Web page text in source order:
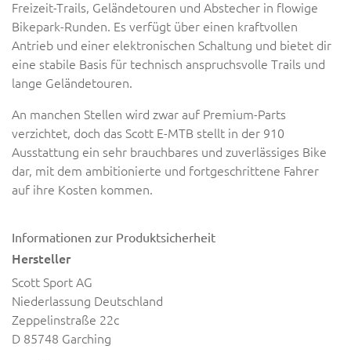
Freizeit-Trails, Geländetouren und Abstecher in flowige
Bikepark-Runden. Es verfügt über einen kraftvollen
Antrieb und einer elektronischen Schaltung und bietet dir
eine stabile Basis für technisch anspruchsvolle Trails und
lange Geländetouren.
An manchen Stellen wird zwar auf Premium-Parts
verzichtet, doch das Scott E-MTB stellt in der 910
Ausstattung ein sehr brauchbares und zuverlässiges Bike
dar, mit dem ambitionierte und fortgeschrittene Fahrer
auf ihre Kosten kommen.
Informationen zur Produktsicherheit
Hersteller
Scott Sport AG
Niederlassung Deutschland
Zeppelinstraße 22c
D 85748 Garching